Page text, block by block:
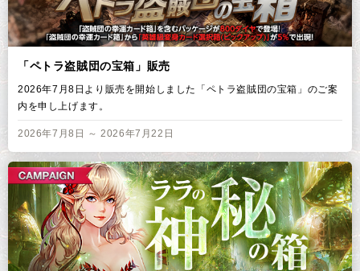
「ペトラ盗賊団の宝箱」販売
2026年7月8日より販売を開始しました「ペトラ盗賊団の宝箱」のご案
内を申し上げます。
2026年7月8日 ～ 2026年7月22日